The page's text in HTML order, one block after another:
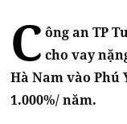
C ông an TP
cho vay
Hà Nam vào Phú
1.000%/ năm.